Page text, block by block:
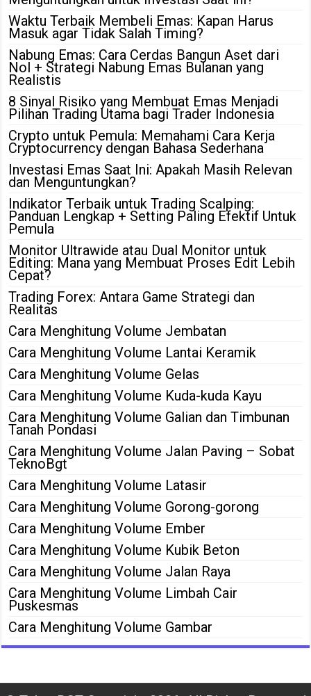
Waktu Terbaik Membeli Emas: Kapan Harus
Masuk agar Tidak Salah Timing?
Nabung Emas: Cara Cerdas Bangun Aset dari
Nol + Strategi Nabung Emas Bulanan yang
Realistis
8 Sinyal Risiko yang Membuat Emas Menjadi
Pilihan Trading Utama bagi Trader Indonesia
Crypto untuk Pemula: Memahami Cara Kerja
Cryptocurrency dengan Bahasa Sederhana
Investasi Emas Saat Ini: Apakah Masih Relevan
dan Menguntungkan?
Indikator Terbaik untuk Trading Scalping:
Panduan Lengkap + Setting Paling Efektif Untuk
Pemula
Monitor Ultrawide atau Dual Monitor untuk
Editing: Mana yang Membuat Proses Edit Lebih
Cepat?
Trading Forex: Antara Game Strategi dan
Realitas
Cara Menghitung Volume Jembatan
Cara Menghitung Volume Lantai Keramik
Cara Menghitung Volume Gelas
Cara Menghitung Volume Kuda-kuda Kayu
Cara Menghitung Volume Galian dan Timbunan
Tanah Pondasi
Cara Menghitung Volume Jalan Paving – Sobat
TeknoBgt
Cara Menghitung Volume Latasir
Cara Menghitung Volume Gorong-gorong
Cara Menghitung Volume Ember
Cara Menghitung Volume Kubik Beton
Cara Menghitung Volume Jalan Raya
Cara Menghitung Volume Limbah Cair
Puskesmas
Cara Menghitung Volume Gambar